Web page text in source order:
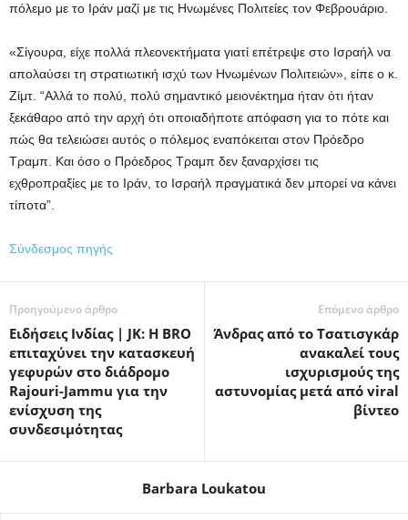
πόλεμο με το Ιράν μαζί με τις Ηνωμένες Πολιτείες τον Φεβρουάριο.
«Σίγουρα, είχε πολλά πλεονεκτήματα γιατί επέτρεψε στο Ισραήλ να
απολαύσει τη στρατιωτική ισχύ των Ηνωμένων Πολιτειών», είπε ο κ.
Ζίμτ. “Αλλά το πολύ, πολύ σημαντικό μειονέκτημα ήταν ότι ήταν
ξεκάθαρο από την αρχή ότι οποιαδήποτε απόφαση για το πότε και
πώς θα τελειώσει αυτός ο πόλεμος εναπόκειται στον Πρόεδρο
Τραμπ. Και όσο ο Πρόεδρος Τραμπ δεν ξαναρχίσει τις
εχθροπραξίες με το Ιράν, το Ισραήλ πραγματικά δεν μπορεί να κάνει
τίποτα”.
Σύνδεσμος πηγής
Προηγούμενο άρθρο
Ειδήσεις Ινδίας | JK: Η BRO
επιταχύνει την κατασκευή
γεφυρών στο διάδρομο
Rajouri-Jammu για την
ενίσχυση της
συνδεσιμότητας
Επόμενο άρθρο
Άνδρας από το Τσατισγκάρ
ανακαλεί τους
ισχυρισμούς της
αστυνομίας μετά από viral
βίντεο
Barbara Loukatou